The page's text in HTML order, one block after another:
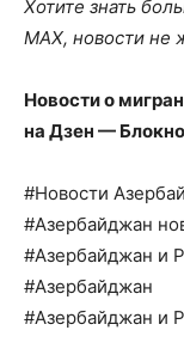
Хотите знать
MAX, новости не
Новости о
на Дзен —
#Новости
#Азербайджан
#Азербайджан и
#Азербайджан
#Азербайджан и